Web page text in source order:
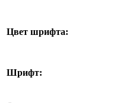
Цвет шрифта:
Шрифт: